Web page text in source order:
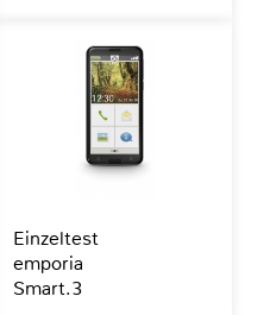
Einzeltest
emporia
Smart.3